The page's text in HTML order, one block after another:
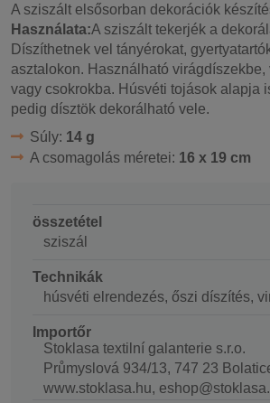
A sziszált elsősorban dekorációk
Használata:A sziszált tekerjék a
Díszíthetnek vel tányérokat,
asztalokon. Használható virágdíszekbe,
vagy csokrokba. Húsvéti tojások alapja
pedig dísztök dekorálható vele.
Súly: 14 g
A csomagolás méretei: 16 x 19 cm
összetétel
sziszál
Technikák
húsvéti elrendezés, őszi díszítés,
Importőr
Stoklasa textilní galanterie s.r.o.
Průmyslová 934/13, 747 23
www.stoklasa.hu,